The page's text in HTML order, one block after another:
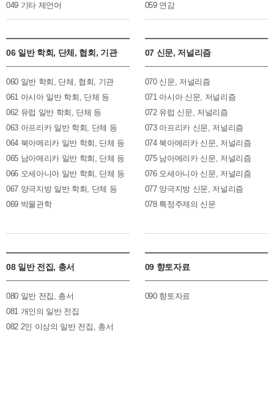
049 기타 제언어
059 연감
06 일반 학회, 단체, 협회, 기관
060 일반 학회, 단체, 협회, 기관
061 아시아 일반 학회, 단체 등
062 유럽 일반 학회, 단체 등
063 아프리카 일반 학회, 단체 등
064 북아메리카 일반 학회, 단체 등
065 남아메리카 일반 학회, 단체 등
066 오세아니아 일반 학회, 단체 등
067 양극지방 일반 학회, 단체 등
069 박물관학
07 신문, 저널리즘
070 신문, 저널리즘
071 아시아 신문, 저널리즘
072 유럽 신문, 저널리즘
073 아프리카 신문, 저널리즘
074 북아메리카 신문, 저널리즘
075 남아메리카 신문, 저널리즘
076 오세아니아 신문, 저널리즘
077 양극지방 신문, 저널리즘
078 특정주제의 신문
08 일반 전집, 총서
080 일반 전집, 총서
081 개인의 일반 전집
082 2인 이상의 일반 전집, 총서
09 향토자료
090 향토자료